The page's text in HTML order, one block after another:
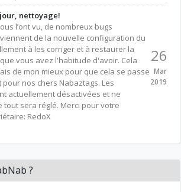
nettoyage!
l’ont vu, de nombreux bugs
de la nouvelle configuration du
à les corriger et à restaurer la
vous avez l'habitude d'avoir. Cela
de mon mieux pour que cela se passe
nos chers Nabaztags. Les
actuellement désactivées et ne
sera réglé. Merci pour votre
RedoX
26
Mar
2019
?